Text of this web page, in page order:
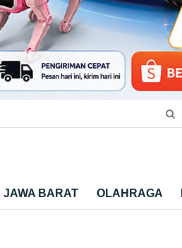
JAWA BARAT OLAHRAGA